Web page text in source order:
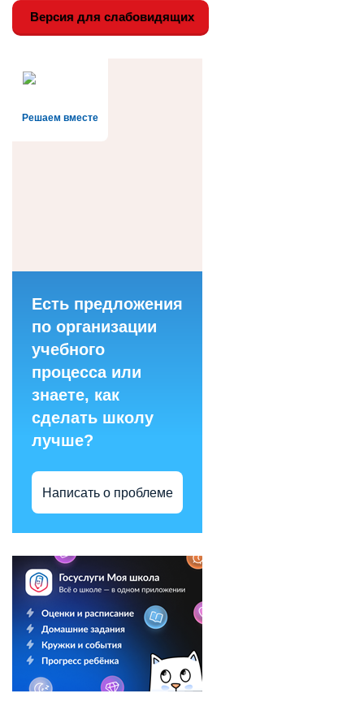
Версия для слабовидящих
Решаем вместе
Есть предложения
по организации
учебного
процесса или
знаете, как
сделать школу
лучше?
Написать о проблеме